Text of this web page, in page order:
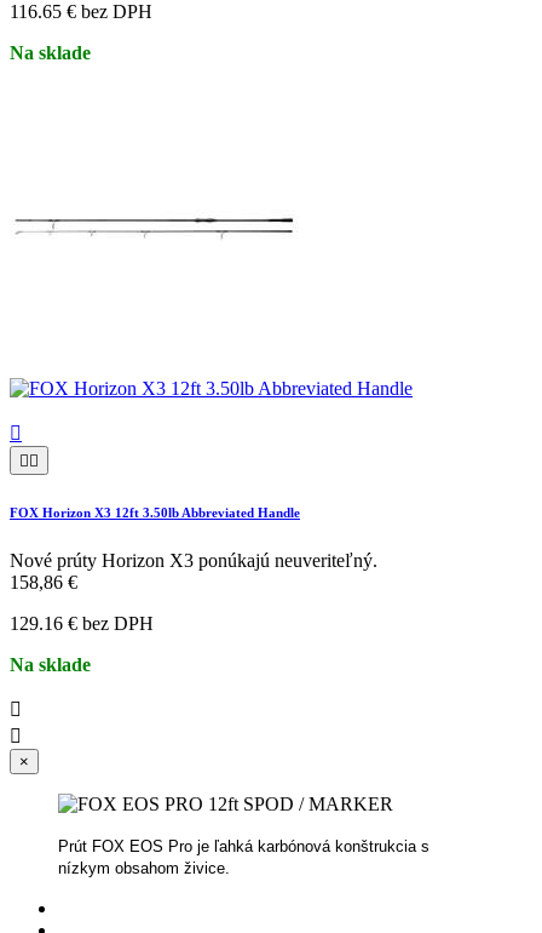
116.65 € bez DPH
Na sklade

 
FOX Horizon X3 12ft 3.50lb Abbreviated Handle
Nové prúty Horizon X3 ponúkajú neuveriteľný.
158,86 €
129.16 € bez DPH
Na sklade


×
Prút FOX EOS Pro je ľahká karbónová konštrukcia s
nízkym obsahom živice.